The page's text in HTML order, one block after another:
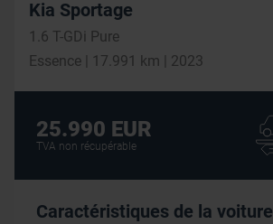
Kia Sportage
1.6 T-GDi Pure
Essence | 17.991 km | 2023
25.990 EUR
TVA non récupérable
Caractéristiques de la voiture